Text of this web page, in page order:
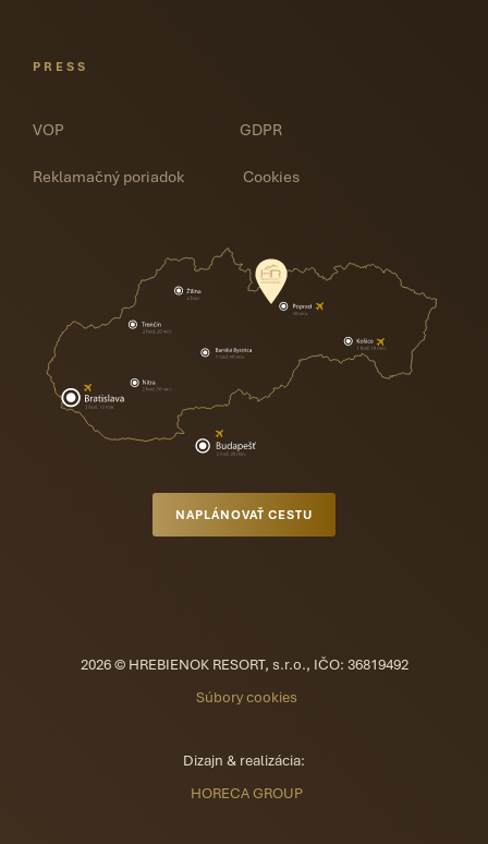
PRESS
VOP GDPR
Reklamačný poriadok Cookies
NAPLÁNOVAŤ CESTU
2026 © HREBIENOK RESORT, s.r.o., IČO: 36819492
Súbory cookies
Dizajn & realizácia:
HORECA GROUP